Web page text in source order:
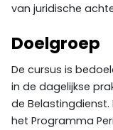
van juridische
Doelgroep
De cursus is
in de dagelijkse
de
het Programma